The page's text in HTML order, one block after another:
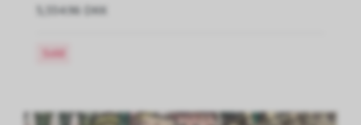
5,554.96 DKK
Sold